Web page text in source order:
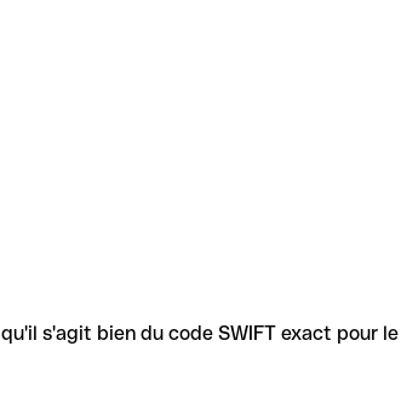
s'agit bien du code SWIFT exact pour